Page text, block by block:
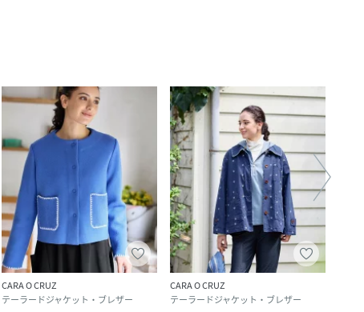
CARA O CRUZ
テーラードジャケット・ブレザー
CARA O CRUZ
テーラードジャケット・ブレザー